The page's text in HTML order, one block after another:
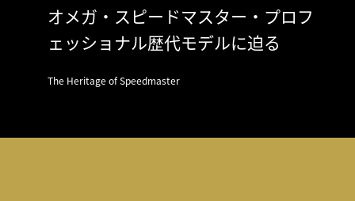
オメガ・スピードマスター・プロフ
ェッショナル歴代モデルに迫る
The Heritage of Speedmaster